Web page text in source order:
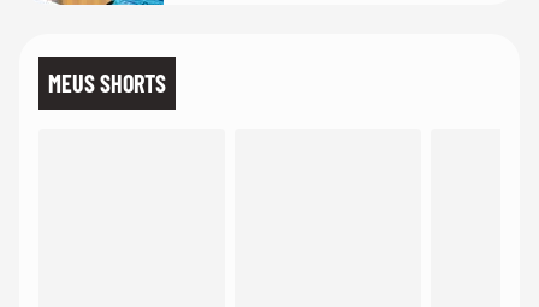
MEUS SHORTS